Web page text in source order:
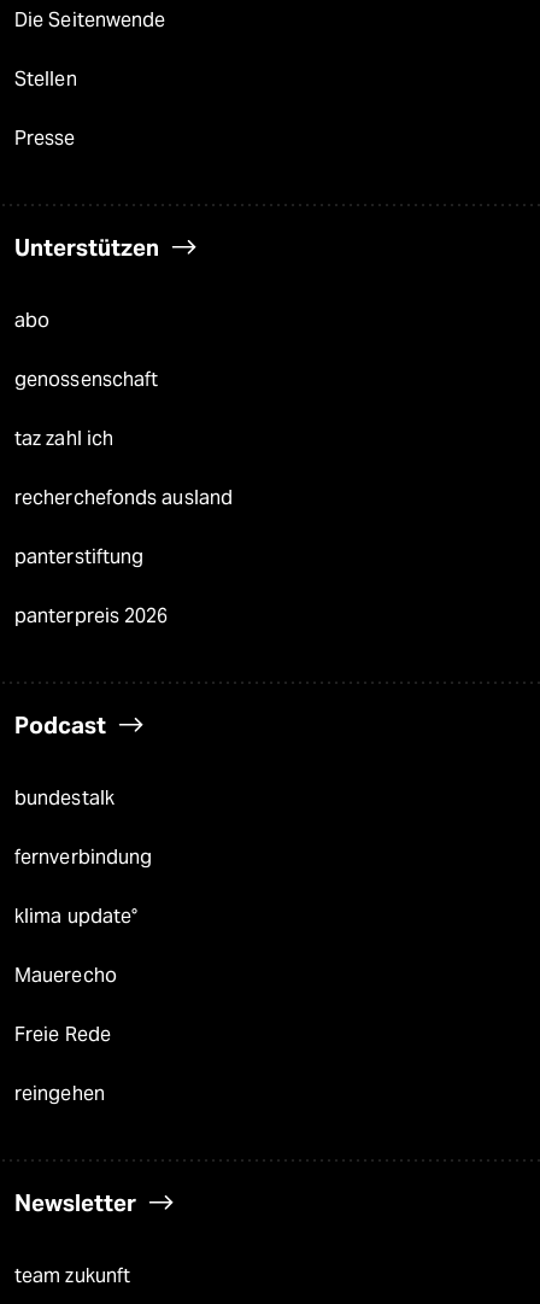
Die Seitenwende
Stellen
Presse
Unterstützen
abo
genossenschaft
taz zahl ich
recherchefonds ausland
panterstiftung
panterpreis 2026
Podcast
bundestalk
fernverbindung
klima update°
Mauerecho
Freie Rede
reingehen
Newsletter
team zukunft